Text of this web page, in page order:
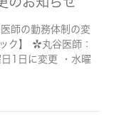
師の勤務体制の変
ク】 ✿丸谷医師：
1日に変更 ・水曜